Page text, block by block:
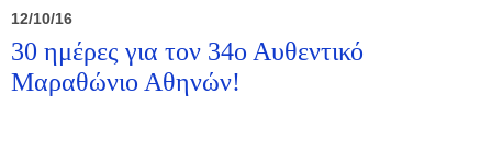
12/10/16
30 ημέρες για τον 34ο Αυθεντικό
Μαραθώνιο Αθηνών!